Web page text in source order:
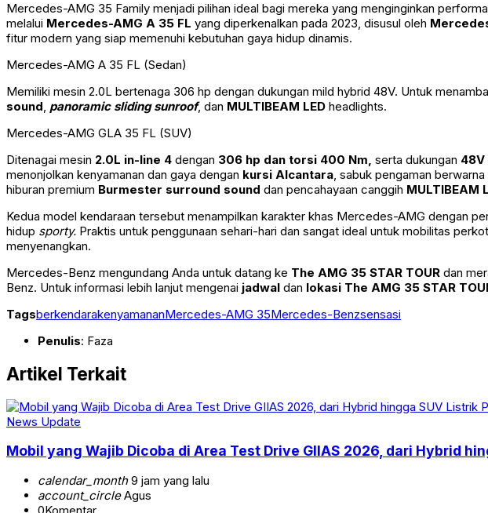
Mercedes-AMG 35 Family menjadi pilihan ideal bagi mereka yang menginginkan
melalui Mercedes-AMG A 35 FL yang diperkenalkan pada 2023, disusul oleh
fitur modern yang siap memenuhi kebutuhan gaya hidup dinamis.
Mercedes-AMG A 35 FL (Sedan)
Memiliki mesin 2.0L bertenaga 306 hp dengan dukungan mild hybrid 48V. Untuk
sound, panoramic sliding sunroof, dan MULTIBEAM LED headlights.
Mercedes-AMG GLA 35 FL (SUV)
Ditenagai mesin 2.0L in-line 4 dengan 306 hp dan torsi 400 Nm, serta dukungan
menonjolkan kenyamanan dan gaya dengan kursi Alcantara, sabuk pengaman
hiburan premium Burmester surround sound dan pencahayaan canggih MULTIBEAM
Kedua model kendaraan tersebut menampilkan karakter khas Mercedes-AMG dengan
hidup sporty. Praktis untuk penggunaan sehari-hari dan sangat ideal untuk mobilitas
menyenangkan.
Mercedes-Benz mengundang Anda untuk datang ke The AMG 35 STAR TOUR dan
Benz. Untuk informasi lebih lanjut mengenai jadwal dan lokasi The AMG 35 STAR
TagsberkendarakenyamananMercedes-AMG 35Mercedes-Benzsensasi
Penulis: Faza
Artikel Terkait
News Update
Mobil yang Wajib Dicoba di Area Test Drive GIIAS 2026, dari Hybrid
calendar_month9 jam yang lalu
account_circleAgus
0Komentar